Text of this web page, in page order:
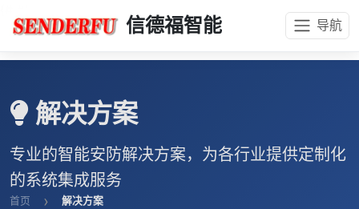
信德福智能 导航
解决方案
专业的智能安防解决方案，为各行业提供定制化
的系统集成服务
首页 解决方案